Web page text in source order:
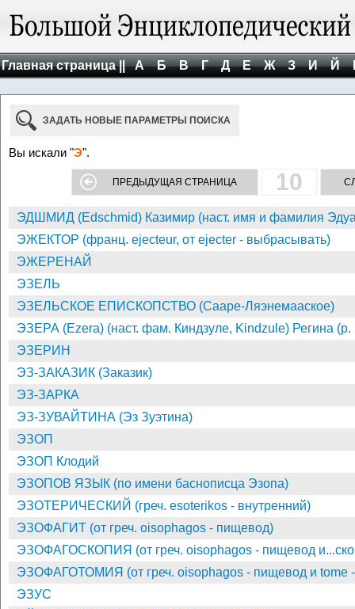
Главная страница || А Б В Г Д Е Ж З И Й
ЗАДАТЬ НОВЫЕ ПАРАМЕТРЫ ПОИСКА
Вы искали "Э".
ПРЕДЫДУЩАЯ СТРАНИЦА 10
ЭДШМИД (Edschmid) Казимир (наст. имя и фамилия
ЭЖЕКТОР (франц. ejecteur, от ejecter - выбрасывать)
ЭЖЕРЕНАЙ
ЭЗЕЛЬ
ЭЗЕЛЬСКОЕ ЕПИСКОПСТВО (Сааре-Ляэнемааское)
ЭЗЕРА (Ezera) (наст. фам. Киндзуле, Kindzule) Регина (р.
ЭЗЕРИН
ЭЗ-ЗАКАЗИК (Заказик)
ЭЗ-ЗАРКА
ЭЗ-ЗУВАЙТИНА (Эз Зуэтина)
ЭЗОП
ЭЗОП Клодий
ЭЗОПОВ ЯЗЫК (по имени баснописца Эзопа)
ЭЗОТЕРИЧЕСКИЙ (греч. esoterikos - внутренний)
ЭЗОФАГИТ (от греч. oisophagos - пищевод)
ЭЗОФАГОСКОПИЯ (от греч. oisophagos - пищевод
ЭЗОФАГОТОМИЯ (от греч. oisophagos - пищевод и tome -
ЭЗУС